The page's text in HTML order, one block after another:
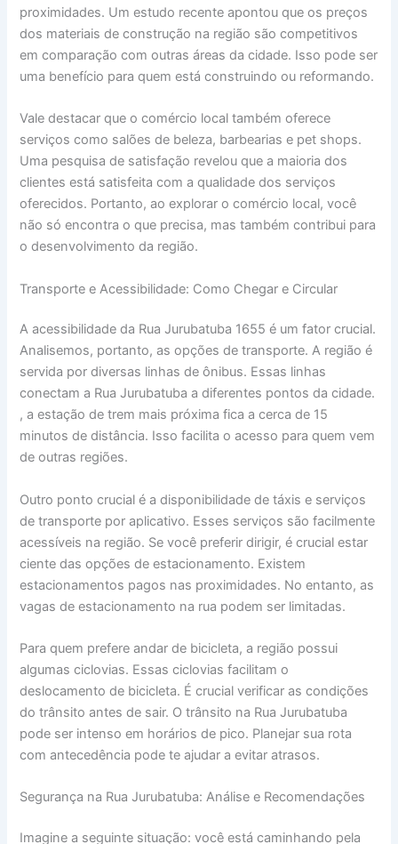
proximidades. Um estudo recente apontou que os preços
dos materiais de construção na região são competitivos
em comparação com outras áreas da cidade. Isso pode ser
uma benefício para quem está construindo ou reformando.
Vale destacar que o comércio local também oferece
serviços como salões de beleza, barbearias e pet shops.
Uma pesquisa de satisfação revelou que a maioria dos
clientes está satisfeita com a qualidade dos serviços
oferecidos. Portanto, ao explorar o comércio local, você
não só encontra o que precisa, mas também contribui para
o desenvolvimento da região.
Transporte e Acessibilidade: Como Chegar e Circular
A acessibilidade da Rua Jurubatuba 1655 é um fator crucial.
Analisemos, portanto, as opções de transporte. A região é
servida por diversas linhas de ônibus. Essas linhas
conectam a Rua Jurubatuba a diferentes pontos da cidade.
, a estação de trem mais próxima fica a cerca de 15
minutos de distância. Isso facilita o acesso para quem vem
de outras regiões.
Outro ponto crucial é a disponibilidade de táxis e serviços
de transporte por aplicativo. Esses serviços são facilmente
acessíveis na região. Se você preferir dirigir, é crucial estar
ciente das opções de estacionamento. Existem
estacionamentos pagos nas proximidades. No entanto, as
vagas de estacionamento na rua podem ser limitadas.
Para quem prefere andar de bicicleta, a região possui
algumas ciclovias. Essas ciclovias facilitam o
deslocamento de bicicleta. É crucial verificar as condições
do trânsito antes de sair. O trânsito na Rua Jurubatuba
pode ser intenso em horários de pico. Planejar sua rota
com antecedência pode te ajudar a evitar atrasos.
Segurança na Rua Jurubatuba: Análise e Recomendações
Imagine a seguinte situação: você está caminhando pela